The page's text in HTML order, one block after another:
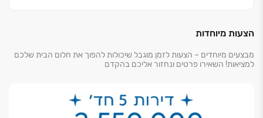
הצעות מיוחדות
מבצעים מיוחדים – הצעות לזמן מוגבל שיכולות להפוך את חלום הבית שלכם
למציאות! השאירו פרטים ונחזור אליכם בהקדם